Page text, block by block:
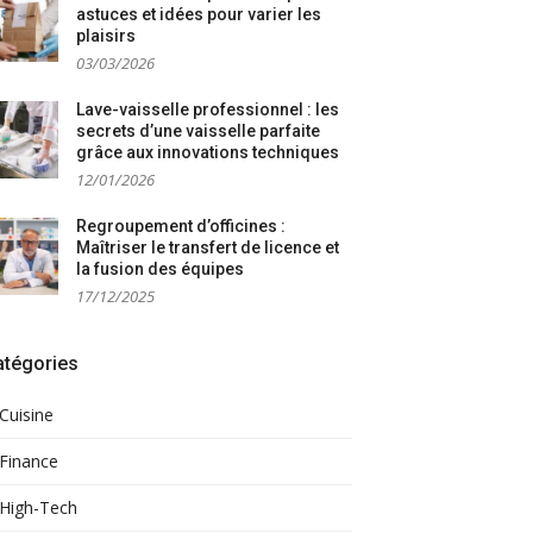
astuces et idées pour varier les
plaisirs
03/03/2026
Lave-vaisselle professionnel : les
secrets d’une vaisselle parfaite
grâce aux innovations techniques
12/01/2026
Regroupement d’officines :
Maîtriser le transfert de licence et
la fusion des équipes
17/12/2025
Cuisine
Finance
High-Tech